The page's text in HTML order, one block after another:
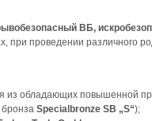
ВБ,
при проведении различного
из обладающих повышенной
Specialbronze SB „S“);